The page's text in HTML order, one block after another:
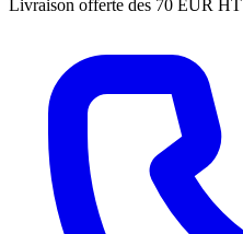
Livraison offerte des 70 EUR HT